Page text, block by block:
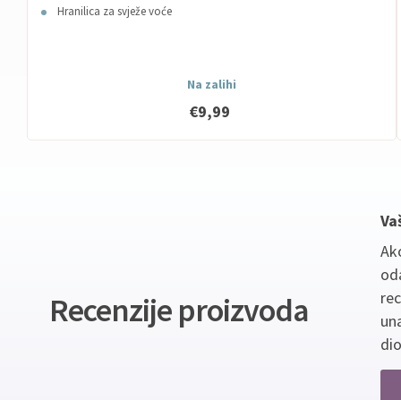
Hranilica za svježe voće
Na zalihi
€9,99
Recenzije proizvoda